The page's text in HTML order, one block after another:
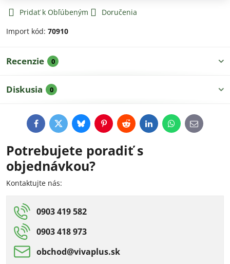
Pridať k Obľúbeným
Doručenia
Import kód: 70910
Recenzie 0
Diskusia 0
FacebookTwitterBlueskyPinterestRedditLinkedInWhatsApp
E-
mail
Potrebujete poradiť s
objednávkou?
Kontaktujte nás:
0903 419 582
0903 418 973
obchod​@vivaplus​.sk